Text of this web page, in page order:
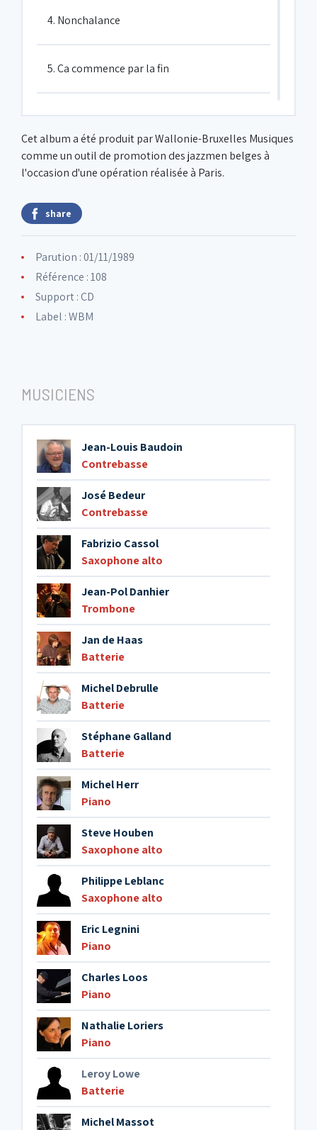
4. Nonchalance
5. Ca commence par la fin
6. Elm
8. Never always never
9. Métamorphose d'un obstiné
Cet album a été produit par Wallonie-Bruxelles Musiques
comme un outil de promotion des jazzmen belges à
l'occasion d'une opération réalisée à Paris.
share
Parution : 01/11/1989
Référence : 108
Support : CD
Label :WBM
MUSICIENS
Jean-Louis Baudoin
Contrebasse
José Bedeur
Contrebasse
Fabrizio Cassol
Saxophone alto
Jean-Pol Danhier
Trombone
Jan de Haas
Batterie
Michel Debrulle
Batterie
Stéphane Galland
Batterie
Michel Herr
Piano
Steve Houben
Saxophone alto
Philippe Leblanc
Saxophone alto
Eric Legnini
Piano
Charles Loos
Piano
Nathalie Loriers
Piano
Leroy Lowe
Batterie
Michel Massot